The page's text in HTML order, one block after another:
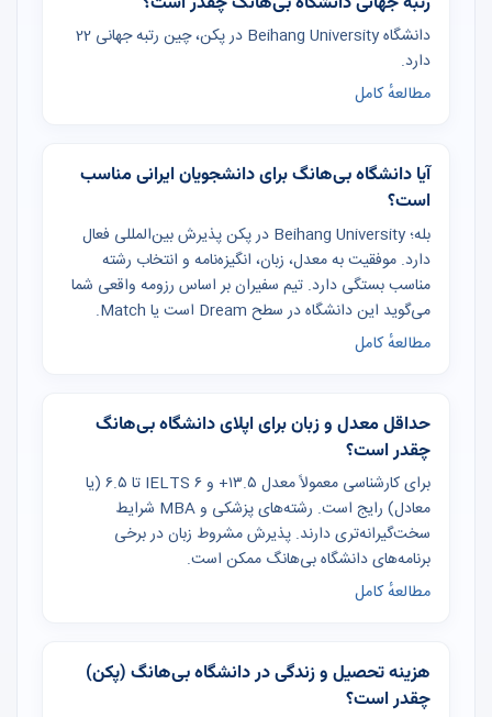
دانشگاه Beihang University در پکن، چین رتبه جهانی 22
دارد.
مطالعهٔ کامل
آیا دانشگاه بی‌هانگ برای دانشجویان ایرانی مناسب
است؟
بله؛ Beihang University در پکن پذیرش بین‌المللی فعال
دارد. موفقیت به معدل، زبان، انگیزه‌نامه و انتخاب رشته
مناسب بستگی دارد. تیم سفیران بر اساس رزومه واقعی شما
می‌گوید این دانشگاه در سطح Dream است یا Match.
مطالعهٔ کامل
حداقل معدل و زبان برای اپلای دانشگاه بی‌هانگ
چقدر است؟
برای کارشناسی معمولاً معدل ۱۳.۵+ و IELTS ۶ تا ۶.۵ (یا
معادل) رایج است. رشته‌های پزشکی و MBA شرایط
سخت‌گیرانه‌تری دارند. پذیرش مشروط زبان در برخی
برنامه‌های دانشگاه بی‌هانگ ممکن است.
مطالعهٔ کامل
هزینه تحصیل و زندگی در دانشگاه بی‌هانگ (پکن)
چقدر است؟